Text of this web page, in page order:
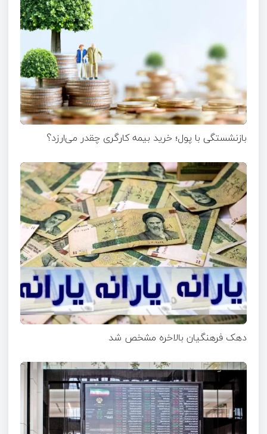
بازنشستگی با پول؛ خرید بیمه کارگری چقدر می‌ارزد؟
دهک فرهنگیان بالاخره مشخص شد